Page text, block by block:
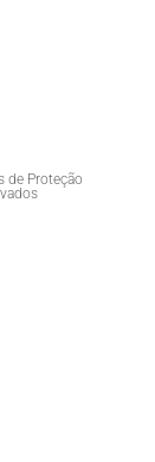
de Proteção